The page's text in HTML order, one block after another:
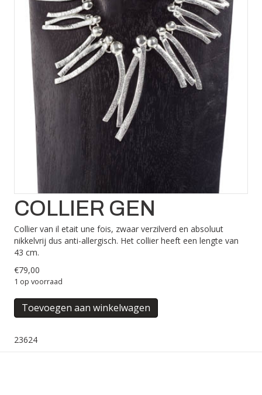
COLLIER GEN
Collier van il etait une fois, zwaar verzilverd en absoluut
nikkelvrij dus anti-allergisch. Het collier heeft een lengte van
43 cm.
€79,00
1 op voorraad
COLLIER
GEN
Toevoegen aan winkelwagen
23624